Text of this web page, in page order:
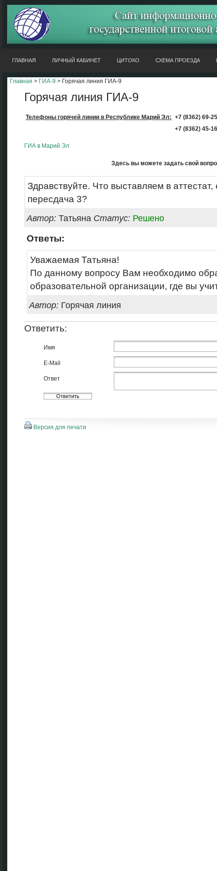
ГЛАВНАЯ ЛИЧНЫЙ КАБИНЕТ ЦИТОКО СХЕМА ПРОЕЗДА
Главная > ГИА-9 > Горячая линия ГИА-9
Горячая линия ГИА-9
Телефоны горячей линии в Республике Марий Эл: +7 (8362) 69-
+7 (8362) 45-
ГИА в Марий Эл
Здесь вы можете задать свой
Здравствуйте. Что выставляем в
пересдача 3?
Автор: Татьяна Статус: Решено
Ответы:
Уважаемая Татьяна!
По данному вопросу Вам необходимо
образовательной организации, где вы
Автор: Горячая линия
Ответить:
Имя
E-Mail
Ответ
Версия для печати